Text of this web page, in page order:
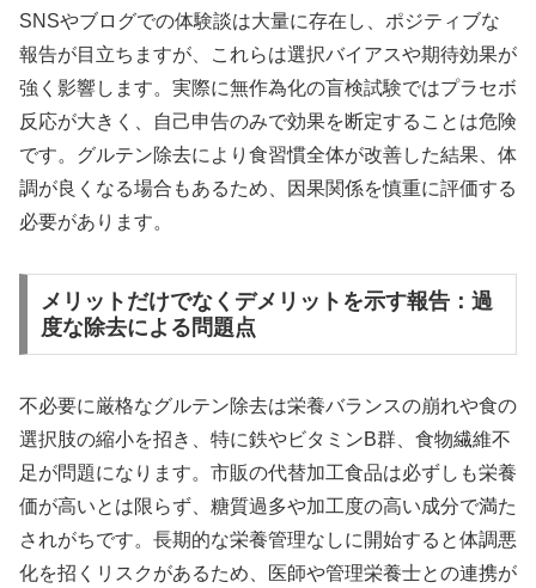
SNSやブログでの体験談は大量に存在し、ポジティブな
報告が目立ちますが、これらは選択バイアスや期待効果が
強く影響します。実際に無作為化の盲検試験ではプラセボ
反応が大きく、自己申告のみで効果を断定することは危険
です。グルテン除去により食習慣全体が改善した結果、体
調が良くなる場合もあるため、因果関係を慎重に評価する
必要があります。
メリットだけでなくデメリットを示す報告：過
度な除去による問題点
不必要に厳格なグルテン除去は栄養バランスの崩れや食の
選択肢の縮小を招き、特に鉄やビタミンB群、食物繊維不
足が問題になります。市販の代替加工食品は必ずしも栄養
価が高いとは限らず、糖質過多や加工度の高い成分で満た
されがちです。長期的な栄養管理なしに開始すると体調悪
化を招くリスクがあるため、医師や管理栄養士との連携が